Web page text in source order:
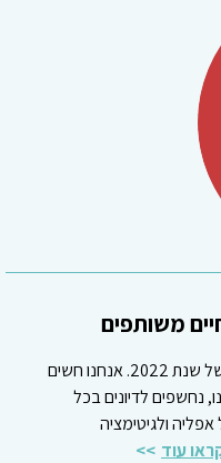
גל עכור מלווה את התקופה האחרונה של שנת 2022. אנחנו חשים
נחשפים לדיונים בכל
אפליה ולגיטימציה
עוד